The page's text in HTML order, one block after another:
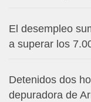
El desempleo
a superar los
Detenidos dos
depuradora de